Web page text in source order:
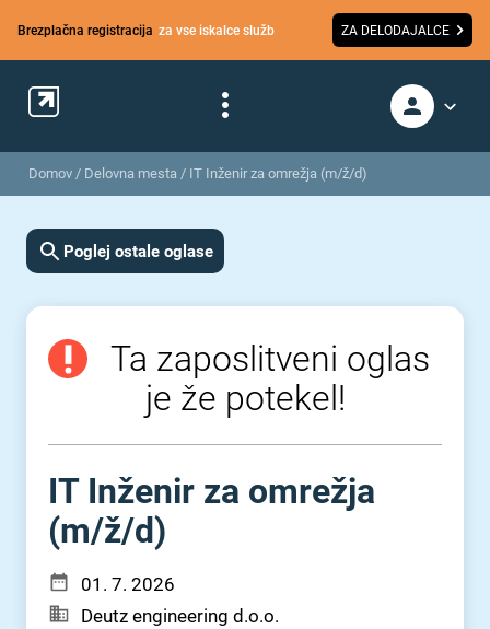
Brezplačna registracija za vse iskalce služb ZA DELODAJALCE
Domov / Delovna mesta / IT Inženir za omrežja (m/ž/d)
Poglej ostale oglase
Ta zaposlitveni oglas
je že potekel!
IT Inženir za omrežja
(m⁠/⁠ž⁠/⁠d)
01. 7. 2026
Deutz engineering d.o.o.